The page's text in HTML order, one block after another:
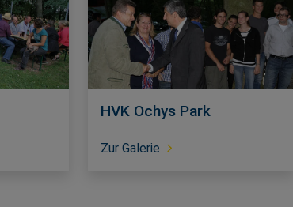
HVK Ochys Park
Zur Galerie